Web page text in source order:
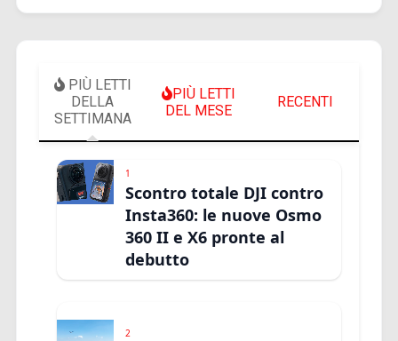
PIÙ LETTI
DELLA
SETTIMANA
PIÙ LETTI
DEL MESE
RECENTI
1
Scontro totale DJI contro
Insta360: le nuove Osmo
360 II e X6 pronte al
debutto
2